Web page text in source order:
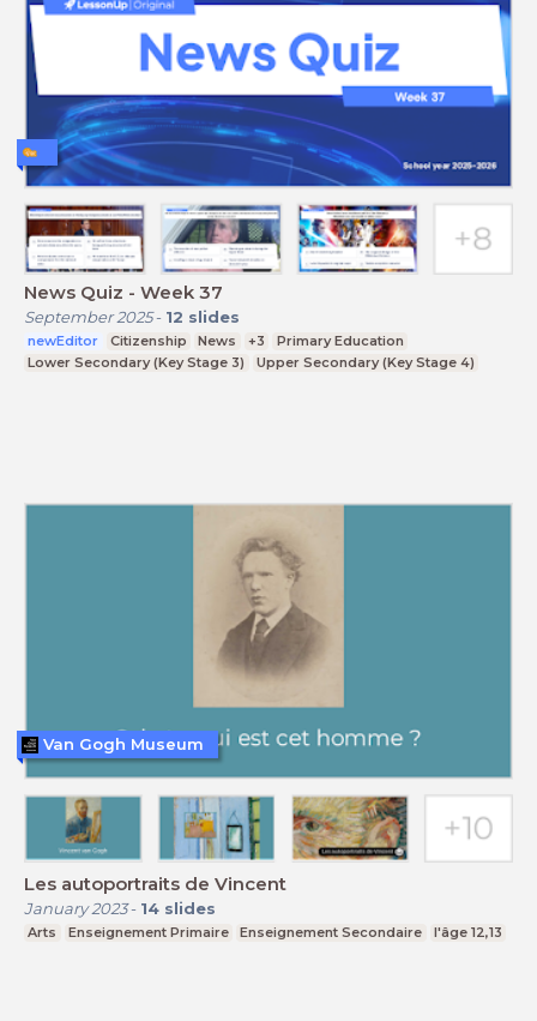
News Quiz - Week 37
September 2025- 12 slides
newEditor Citizenship News +3
Primary Education
Lower Secondary (Key Stage 3)
Upper Secondary (Key Stage 4)
Les autoportraits de Vincent
January 2023- 14 slides
Arts Enseignement Primaire Enseignement Secondaire l'âge 12,13
Van Gogh Museum